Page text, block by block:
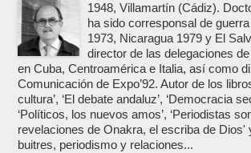
1948, Villamartín (Cádiz).
ha sido corresponsal de
1973, Nicaragua 1979 y El
director de las delegaciones
en Cuba, Centroamérica e Italia, así como
Comunicación de Expo’92. Autor de los
cultura’, ‘El debate andaluz’, ‘Democracia
‘Políticos, los nuevos amos’, ‘Periodistas
revelaciones de Onakra, el escriba de Dios'
buitres, periodismo y relaciones...